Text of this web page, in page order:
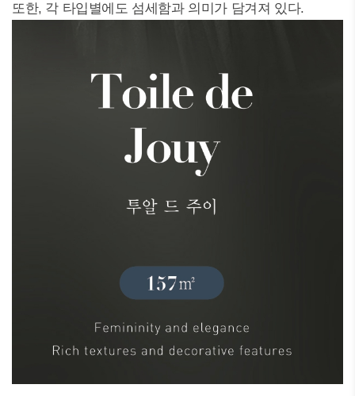
또한, 각 타입별에도 섬세함과 의미가 담겨져 있다.